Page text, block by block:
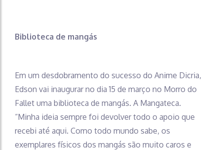
Biblioteca de mangás
Em um desdobramento do sucesso do Anime Dicria,
Edson vai inaugurar no dia 15 de março no Morro do
Fallet uma biblioteca de mangás. A Mangateca.
“Minha ideia sempre foi devolver todo o apoio que
recebi até aqui. Como todo mundo sabe, os
exemplares físicos dos mangás são muito caros e